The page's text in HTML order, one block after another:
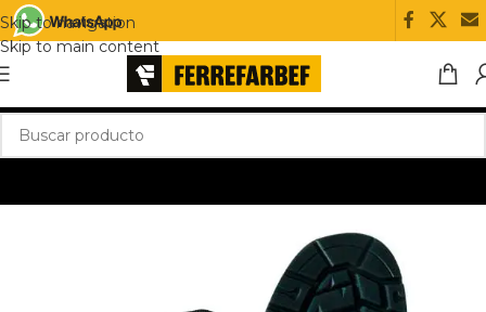
Skip to navigation
Skip to main content